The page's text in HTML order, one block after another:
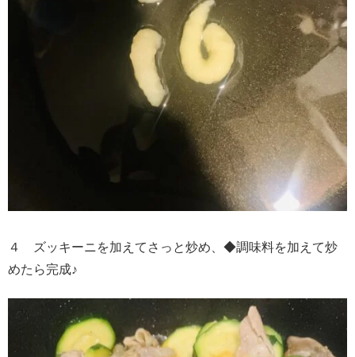
４ ズッキーニを加えてさっと炒め、◆調味料を加えて炒
めたら完成♪